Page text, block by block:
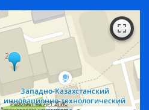
Работает на API 2ГИС